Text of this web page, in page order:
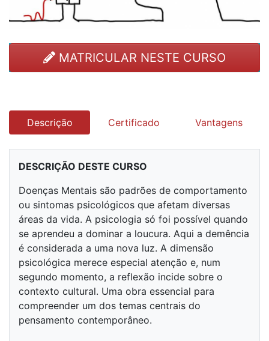
MATRICULAR NESTE CURSO
Descrição Certificado Vantagens
DESCRIÇÃO DESTE CURSO
Doenças Mentais são padrões de comportamento
ou sintomas psicológicos que afetam diversas
áreas da vida. A psicologia só foi possível quando
se aprendeu a dominar a loucura. Aqui a demência
é considerada a uma nova luz. A dimensão
psicológica merece especial atenção e, num
segundo momento, a reflexão incide sobre o
contexto cultural. Uma obra essencial para
compreender um dos temas centrais do
pensamento contemporâneo.